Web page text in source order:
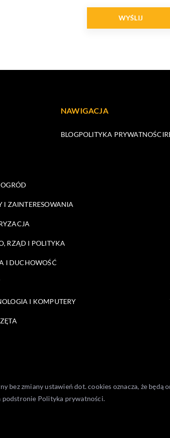
NAWIGACJA
BLOGPOLITYKA PRYWATNOŚCI
I ZAINTERESOWANIA
RZĄD I POLITYKA
I DUCHOWOŚĆ
I KOMPUTERY
zmiany ustawień dot. cookies oznacza, że będą
podstronie Polityka prywatności.